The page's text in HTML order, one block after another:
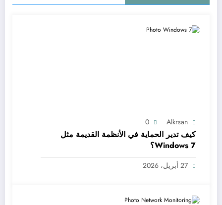
Alkrsan
0
كيف تدير الحماية في الأنظمة القديمة مثل
Windows 7؟
27 أبريل، 2026